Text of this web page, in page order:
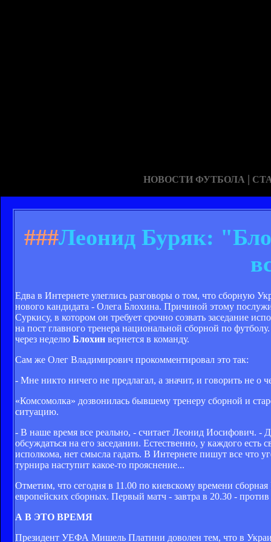
НОВОСТИ ФУТБОЛА |
###Леонид Буряк:
Едва в Интернете улеглись разговоры о том, что сборную
нового кандидата - Олега Блохина. Причиной этому
Суркису, в котором он требует срочно созвать заседание
на пост главного тренера национальной сборной по
через неделю Блохин вернется в команду.
Сам же Олег Владимирович прокомментировал это так:
- Мне никто ничего не предлагал, а значит, и говорить не о
«Комсомолка» дозвонилась бывшему тренеру сборной и
ситуацию.
- В наше время все реально, - считает Леонид Иосифович. -
обсуждаться на его заседании. Естественно, у каждого
исполкома, нет смысла гадать. В Интернете пишут все что
турнира наступит какое-то прояснение...
Отметим, что сегодня в 11.00 по киевскому времени
европейских сборных. Первый матч - завтра в 20.30 -
А В ЭТО ВРЕМЯ
Президент УЕФА Мишель Платини доволен тем, что в